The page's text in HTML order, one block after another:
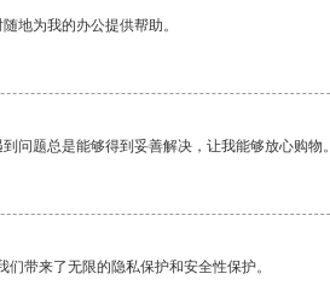
地为我的办公提供帮助。
问题总是能够得到妥善解决，让我能够放心购物。
带来了无限的隐私保护和安全性保护。